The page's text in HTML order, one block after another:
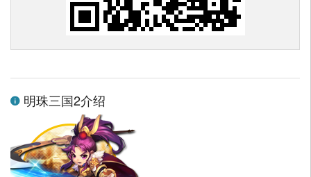
明珠三国2介绍